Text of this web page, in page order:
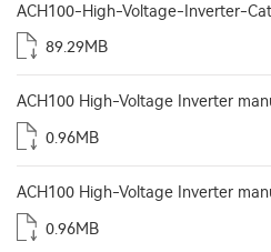
ACH100-High-Voltage-Inverter-
89.29MB
ACH100 High-Voltage Inverter
0.96MB
ACH100 High-Voltage Inverter
0.96MB